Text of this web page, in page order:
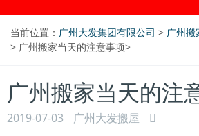
当前位置： 广州大发集团有限公司 > 广州搬
> 广州搬家当天的注意事项>
广州搬家当天的注
2019-07-03 广州大发搬屋